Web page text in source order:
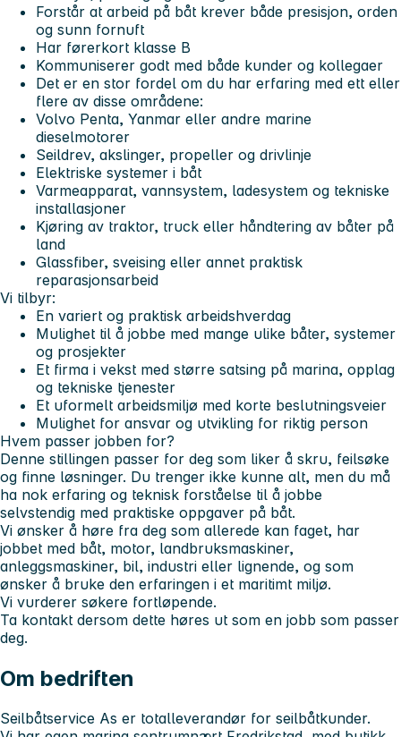
Forstår at arbeid på båt krever både presisjon, orden
og sunn fornuft
Har førerkort klasse B
Kommuniserer godt med både kunder og kollegaer
Det er en stor fordel om du har erfaring med ett eller
flere av disse områdene:
Volvo Penta, Yanmar eller andre marine
dieselmotorer
Seildrev, akslinger, propeller og drivlinje
Elektriske systemer i båt
Varmeapparat, vannsystem, ladesystem og tekniske
installasjoner
Kjøring av traktor, truck eller håndtering av båter på
land
Glassfiber, sveising eller annet praktisk
reparasjonsarbeid
Vi tilbyr:
En variert og praktisk arbeidshverdag
Mulighet til å jobbe med mange ulike båter, systemer
og prosjekter
Et firma i vekst med større satsing på marina, opplag
og tekniske tjenester
Et uformelt arbeidsmiljø med korte beslutningsveier
Mulighet for ansvar og utvikling for riktig person
Hvem passer jobben for?
Denne stillingen passer for deg som liker å skru, feilsøke
og finne løsninger. Du trenger ikke kunne alt, men du må
ha nok erfaring og teknisk forståelse til å jobbe
selvstendig med praktiske oppgaver på båt.
Vi ønsker å høre fra deg som allerede kan faget, har
jobbet med båt, motor, landbruksmaskiner,
anleggsmaskiner, bil, industri eller lignende, og som
ønsker å bruke den erfaringen i et maritimt miljø.
Vi vurderer søkere fortløpende.
Ta kontakt dersom dette høres ut som en jobb som passer
deg.
Om bedriften
Seilbåtservice As er totalleverandør for seilbåtkunder.